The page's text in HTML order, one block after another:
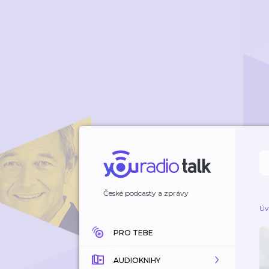
České podcasty a zprávy
PRO TEBE
AUDIOKNIHY